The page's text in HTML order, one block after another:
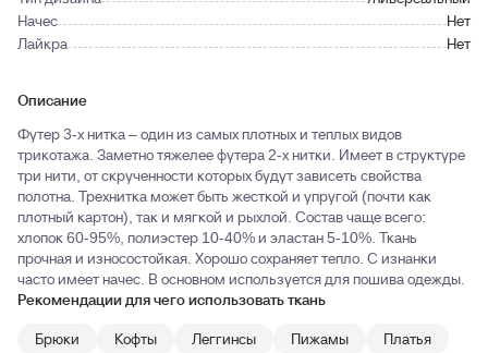
Начес
Нет
Лайкра
Нет
Описание
Футер 3-х нитка – один из самых плотных и теплых видов
трикотажа. Заметно тяжелее футера 2-х нитки. Имеет в структуре
три нити, от скрученности которых будут зависеть свойства
полотна. Трехнитка может быть жесткой и упругой (почти как
плотный картон), так и мягкой и рыхлой. Состав чаще всего:
хлопок 60-95%, полиэстер 10-40% и эластан 5-10%. Ткань
прочная и износостойкая. Хорошо сохраняет тепло. С изнанки
часто имеет начес. В основном используется для пошива одежды.
Рекомендации для чего использовать ткань
Брюки
Кофты Леггинсы Пижамы
Платья